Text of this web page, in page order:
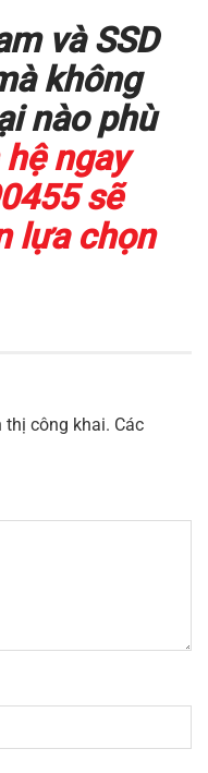
và SSD
không
nào phù
ngay
sẽ
lựa chọn
thị công khai. Các